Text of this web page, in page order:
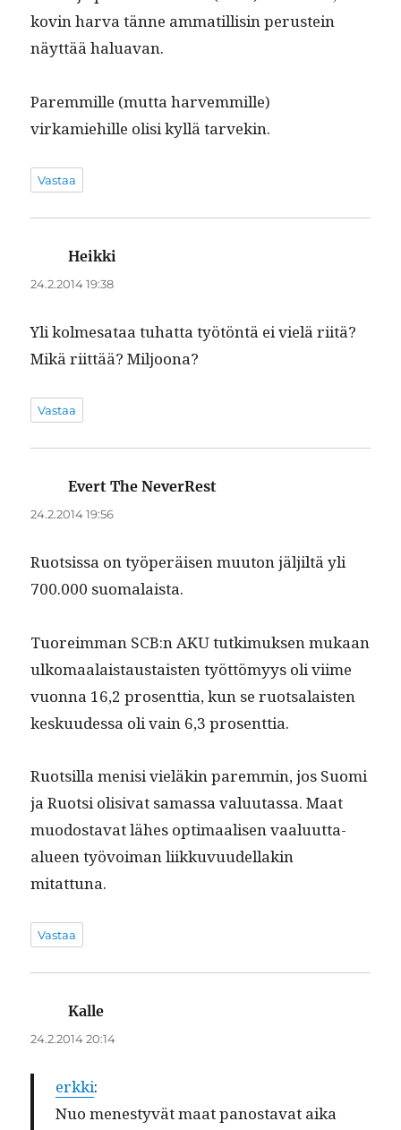
kovin har­va tänne ammatil­lisin perustein
näyt­tää haluavan.
Parem­mille (mut­ta harvem­mille)
virkamiehille olisi kyl­lä tarvekin.
Vastaa
Heikki
24.2.2014 19:38
Yli kolme­sa­taa tuhat­ta työtön­tä ei vielä riitä?
Mikä riit­tää? Miljoona?
Vastaa
Evert The NeverRest
24.2.2014 19:56
Ruot­sis­sa on työperäisen muu­ton jäljiltä yli
700.000 suomalaista.
Tuor­eim­man SCB:n AKU tutkimuk­sen mukaan
ulko­maalais­taus­tais­ten työt­tömyys oli viime
vuon­na 16,2 pros­ent­tia, kun se ruot­salais­ten
kesku­udessa oli vain 6,3 prosenttia.
Ruot­sil­la menisi vieläkin parem­min, jos Suo­mi
ja Ruot­si oli­si­vat samas­sa val­u­u­tas­sa. Maat
muo­dosta­vat läh­es opti­maalisen vaalu­ut­ta-
alueen työvoiman liikku­vu­udel­lakin
mitattuna.
Vastaa
Kalle
24.2.2014 20:14
erk­ki:
Nuo men­estyvät maat panos­ta­vat aika